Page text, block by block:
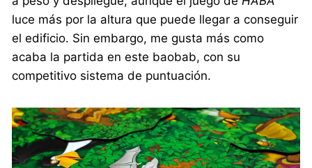
luce más por la altura que puede llegar a conseguir
el edificio. Sin embargo, me gusta más como
acaba la partida en este baobab, con su
competitivo sistema de puntuación.